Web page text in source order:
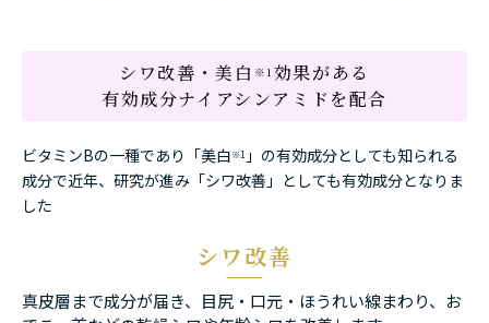
シワ改善・美白 ※1 効果がある
有効成分ナイアシンアミドを配合
ビタミンBの一種であり「美白※1 」の有効成分としても知られる
成分で近年、研究が進み「シワ改善」としても有効成分となりま
した
シワ改善
真皮層まで成分が届き、目尻・口元・ほうれい線まわり、お